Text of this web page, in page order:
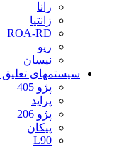
رانا
زانتیا
ROA-RD
ریو
نیسان
سیستمهای
پژو 405
پراید
پژو 206
پیکان
L90